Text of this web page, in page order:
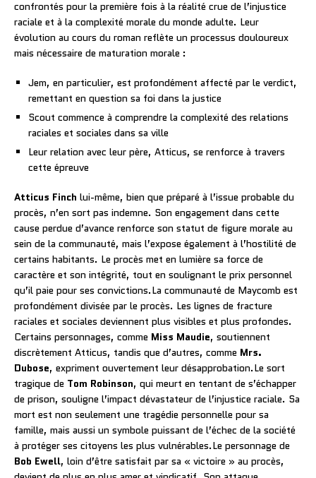
confrontés pour la première fois à la réalité crue de l’injustice
raciale et à la complexité morale du monde adulte. Leur
évolution au cours du roman reflète un processus douloureux
mais nécessaire de maturation morale :
Jem, en particulier, est profondément affecté par le verdict,
remettant en question sa foi dans la justice
Scout commence à comprendre la complexité des relations
raciales et sociales dans sa ville
Leur relation avec leur père, Atticus, se renforce à travers
cette épreuve
Atticus Finch lui-même, bien que préparé à l’issue probable du
procès, n’en sort pas indemne. Son engagement dans cette
cause perdue d’avance renforce son statut de figure morale au
sein de la communauté, mais l’expose également à l’hostilité de
certains habitants. Le procès met en lumière sa force de
caractère et son intégrité, tout en soulignant le prix personnel
qu’il paie pour ses convictions.La communauté de Maycomb est
profondément divisée par le procès. Les lignes de fracture
raciales et sociales deviennent plus visibles et plus profondes.
Certains personnages, comme Miss Maudie, soutiennent
discrètement Atticus, tandis que d’autres, comme Mrs.
Dubose, expriment ouvertement leur désapprobation.Le sort
tragique de Tom Robinson, qui meurt en tentant de s’échapper
de prison, souligne l’impact dévastateur de l’injustice raciale. Sa
mort est non seulement une tragédie personnelle pour sa
famille, mais aussi un symbole puissant de l’échec de la société
à protéger ses citoyens les plus vulnérables.Le personnage de
Bob Ewell, loin d’être satisfait par sa « victoire » au procès,